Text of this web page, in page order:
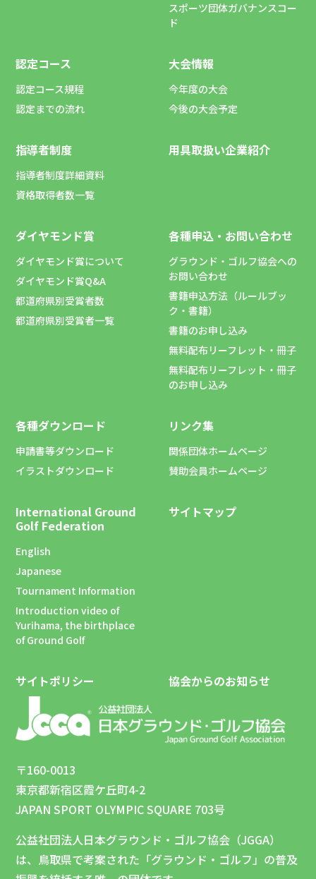
スポーツ団体ガバナンスコー
ド
認定コース
認定コース規程
認定までの流れ
大会情報
今年度の大会
今後の大会予定
指導者制度
指導者制度詳細資料
資格取得者数一覧
用具取扱い企業紹介
ダイヤモンド賞
ダイヤモンド賞について
ダイヤモンド賞Q&A
都道府県別受賞者数
都道府県別受賞者一覧
各種申込・お問い合わせ
グラウンド・ゴルフ協会への
お問い合わせ
書籍申込方法（ルールブッ
ク・書籍）
書籍のお申し込み
無料配布リーフレット・冊子
無料配布リーフレット・冊子
のお申し込み
各種ダウンロード
申請書等ダウンロード
イラストダウンロード
リンク集
関係団体ホームページ
賛助会員ホームページ
International Ground
Golf Federation
English
Japanese
Tournament Information
Introduction video of
Yurihama, the birthplace
of Ground Golf
サイトマップ
サイトポリシー 協会からのお知らせ
〒160-0013
東京都新宿区霞ケ丘町4-2
JAPAN SPORT OLYMPIC SQUARE 703号
公益社団法人日本グラウンド・ゴルフ協会（JGGA）
は、鳥取県で考案された「グラウンド・ゴルフ」の普及